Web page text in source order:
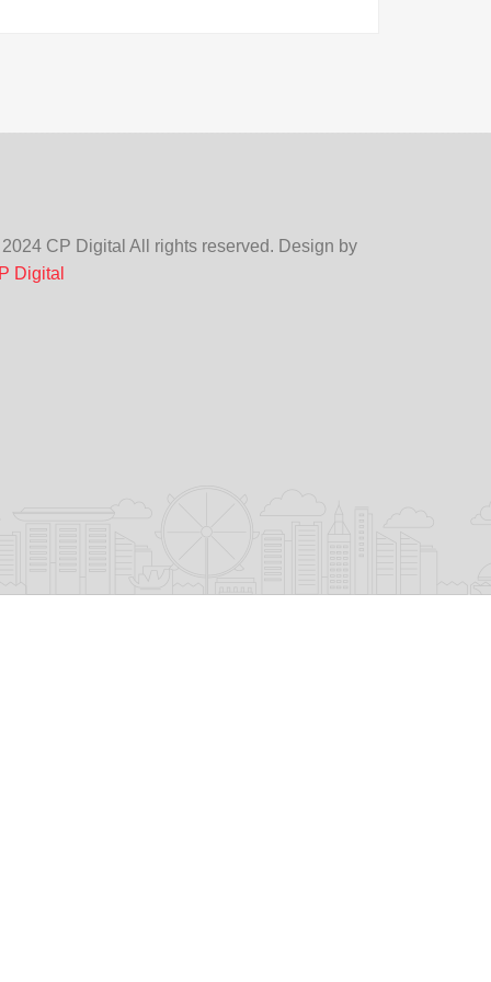
CP Digital All rights reserved. Design by
Digital